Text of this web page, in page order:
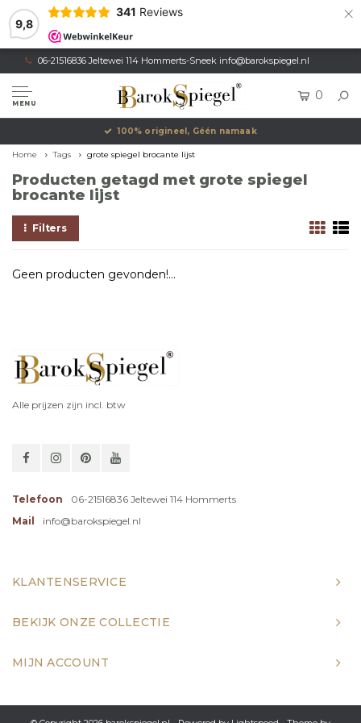
9,8
341 Reviews ×
06-21516836 Jeltewei 114 Hommerts-Sneek info@barokspiegel.nl
MENU
0
100% origineel, Géén namaak
Home Tags grote spiegel brocante lijst
Producten getagd met grote spiegel
brocante lijst
Filters
Geen producten gevonden!...
Alle prijzen zijn incl. btw
Telefoon
06-21516836 Jeltewei 114 Hommerts
Mail
info@barokspiegel.nl
KLANTENSERVICE
BEKIJK ONZE COLLECTIE
MIJN ACCOUNT